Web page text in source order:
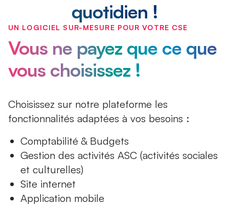
quotidien !
UN LOGICIEL SUR-MESURE POUR VOTRE CSE
Vous ne payez que ce que
vous choisissez !
Choisissez sur notre plateforme les
fonctionnalités adaptées à vos besoins :
Comptabilité & Budgets
Gestion des activités ASC (activités sociales
et culturelles)
Site internet
Application mobile